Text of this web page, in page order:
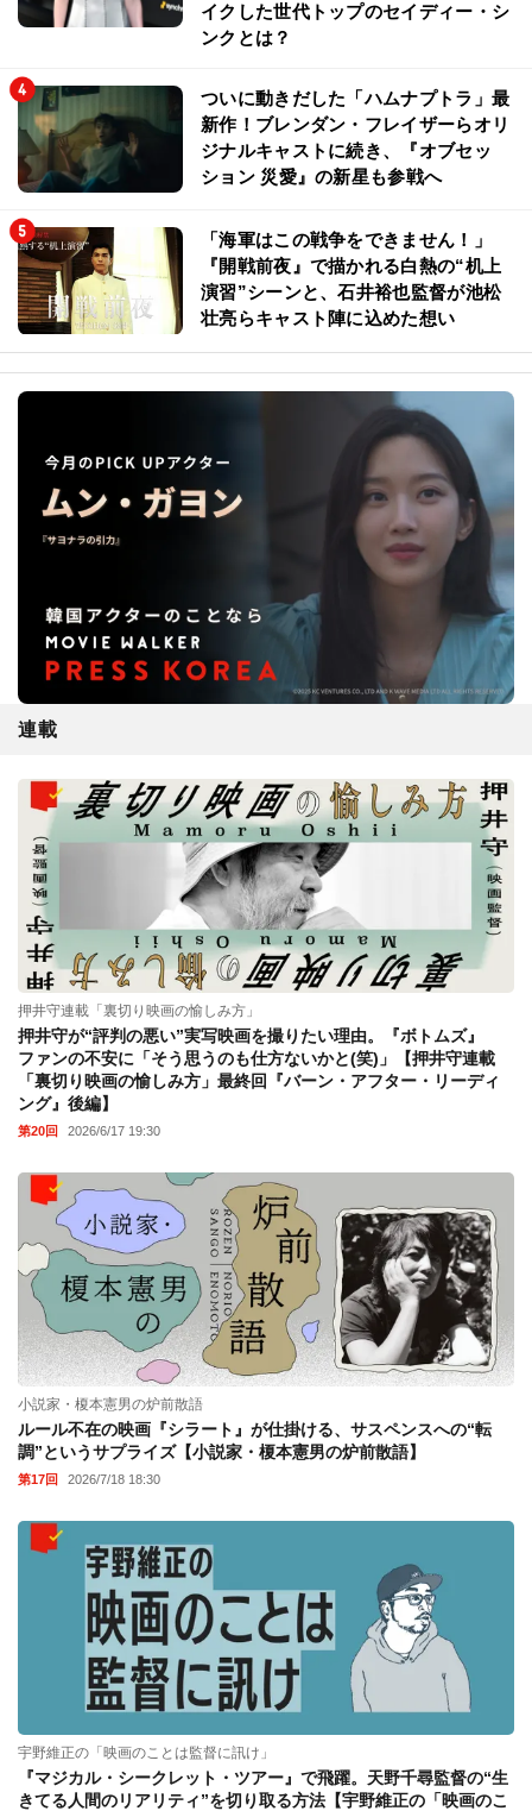
イクした世代トップのセイディー・シ
ンクとは？
ついに動きだした「ハムナプトラ」最
新作！ブレンダン・フレイザーらオリ
ジナルキャストに続き、『オブセッ
ション 災愛』の新星も参戦へ
「海軍はこの戦争をできません！」
『開戦前夜』で描かれる白熱の“机上
演習”シーンと、石井裕也監督が池松
壮亮らキャスト陣に込めた想い
連載
押井守連載「裏切り映画の愉しみ方」
押井守が“評判の悪い”実写映画を撮りたい理由。『ボトムズ』
ファンの不安に「そう思うのも仕方ないかと(笑)」【押井守連載
「裏切り映画の愉しみ方」最終回『バーン・アフター・リーディ
ング』後編】
第20回 2026/6/17 19:30
小説家・榎本憲男の炉前散語
ルール不在の映画『シラート』が仕掛ける、サスペンスへの“転
調”というサプライズ【小説家・榎本憲男の炉前散語】
第17回 2026/7/18 18:30
宇野維正の「映画のことは監督に訊け」
『マジカル・シークレット・ツアー』で飛躍。天野千尋監督の“生
きてる人間のリアリティ”を切り取る方法【宇野維正の「映画のこ